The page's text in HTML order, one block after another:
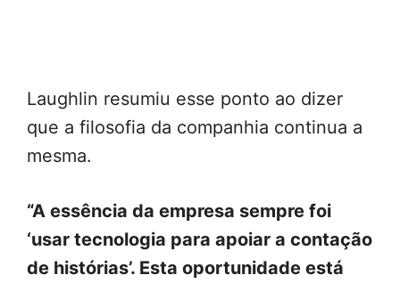
Laughlin resumiu esse ponto ao dizer
que a filosofia da companhia continua a
mesma.
“A essência da empresa sempre foi
‘usar tecnologia para apoiar a contação
de histórias’. Esta oportunidade está